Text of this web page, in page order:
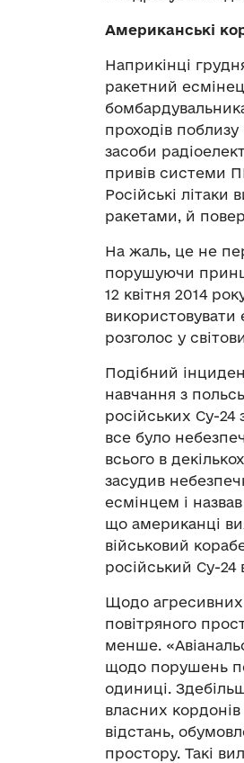
Американські
Наприкінці
ракетний
проходів поблизу
засоби
привів системи
Російські
ракетами, й
На жаль, це не
порушуючи
12 квітня 2014
розголос у
Подібний
навчання з
російських Су-24
все було
всього в
засудив
есмінцем і
що американці
військовий
російський Су-24
Щодо агресивних
повітряного
менше.
щодо порушень
одиниці.
власних
відстань,
простору. Такі